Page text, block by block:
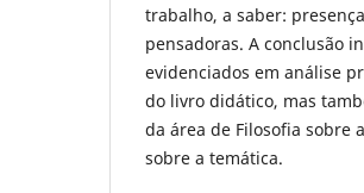
trabalho, a saber:
pensadoras. A conclusão
evidenciados em análise
do livro didático, mas
da área de Filosofia sobre
sobre a temática.